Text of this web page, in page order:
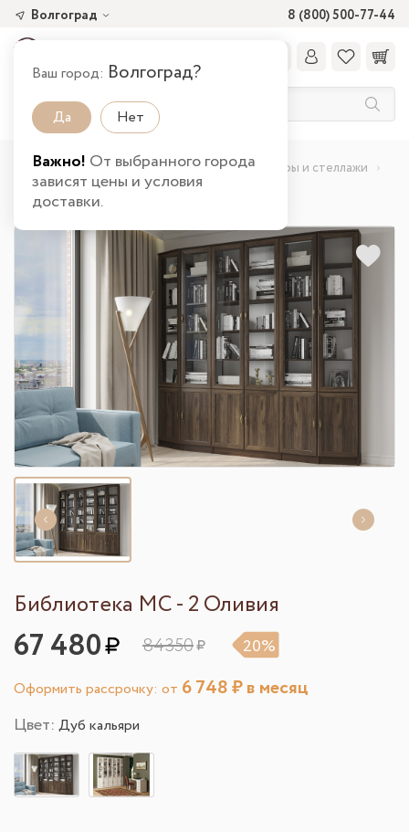
8 (800) 500-77-44
Волгоград
Ваш город: Волгоград?
Да Нет
Важно! От выбранного города
зависят цены и условия
доставки.
Главная Каталог товаров Офис
Шкафы и стеллажи
Библиотека МС - 2 Оливия в Волгограде
Библиотека МС - 2 Оливия
67 480 84350 20%
Оформить рассрочку: от 6 748₽ в месяц
Цвет: Дуб кальяри